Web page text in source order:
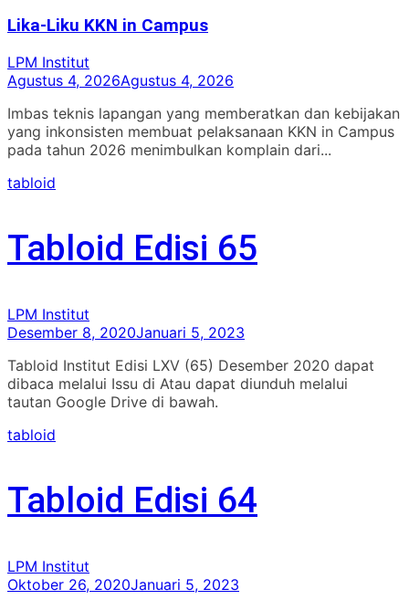
Lika-Liku KKN in Campus
LPM Institut
Agustus 4, 2026Agustus 4, 2026
Imbas teknis lapangan yang memberatkan dan kebijakan
yang inkonsisten membuat pelaksanaan KKN in Campus
pada tahun 2026 menimbulkan komplain dari...
tabloid
Tabloid Edisi 65
LPM Institut
Desember 8, 2020Januari 5, 2023
Tabloid Institut Edisi LXV (65) Desember 2020 dapat
dibaca melalui Issu di Atau dapat diunduh melalui
tautan Google Drive di bawah.
tabloid
Tabloid Edisi 64
LPM Institut
Oktober 26, 2020Januari 5, 2023